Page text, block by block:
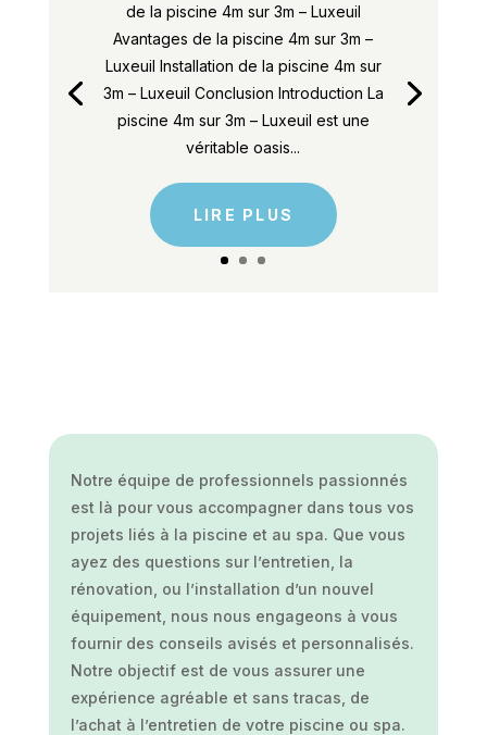
de la piscine 4m sur 3m – Luxeuil
Avantages de la piscine 4m sur 3m –
Luxeuil Installation de la piscine 4m sur
3m – Luxeuil Conclusion Introduction La
piscine 4m sur 3m – Luxeuil est une
véritable oasis...
LIRE PLUS
Notre équipe de professionnels passionnés
est là pour vous accompagner dans tous vos
projets liés à la piscine et au spa. Que vous
ayez des questions sur l’entretien, la
rénovation, ou l’installation d’un nouvel
équipement, nous nous engageons à vous
fournir des conseils avisés et personnalisés.
Notre objectif est de vous assurer une
expérience agréable et sans tracas, de
l’achat à l’entretien de votre piscine ou spa.